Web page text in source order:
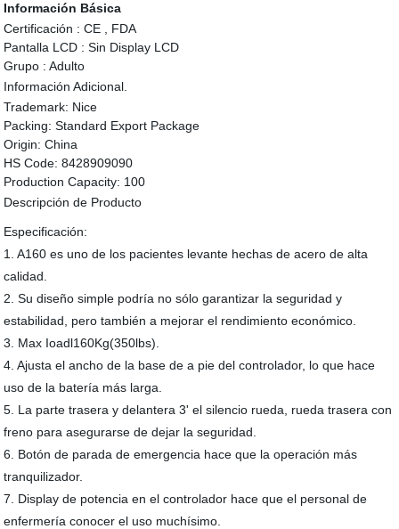
Información Básica
Certificación : CE , FDA
Pantalla LCD : Sin Display LCD
Grupo : Adulto
Información Adicional.
Trademark: Nice
Packing: Standard Export Package
Origin: China
HS Code: 8428909090
Production Capacity: 100
Descripción de Producto
Especificación:
1. A160 es uno de los pacientes levante hechas de acero de alta
calidad.
2. Su diseño simple podría no sólo garantizar la seguridad y
estabilidad, pero también a mejorar el rendimiento económico.
3. Max Ioadl160Kg(350lbs).
4. Ajusta el ancho de la base de a pie del controlador, lo que hace
uso de la batería más larga.
5. La parte trasera y delantera 3' el silencio rueda, rueda trasera con
freno para asegurarse de dejar la seguridad.
6. Botón de parada de emergencia hace que la operación más
tranquilizador.
7. Display de potencia en el controlador hace que el personal de
enfermería conocer el uso muchísimo.